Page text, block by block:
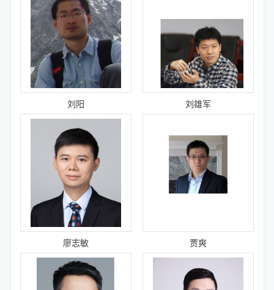
刘阳 刘雄军
廖志敏 贾爽